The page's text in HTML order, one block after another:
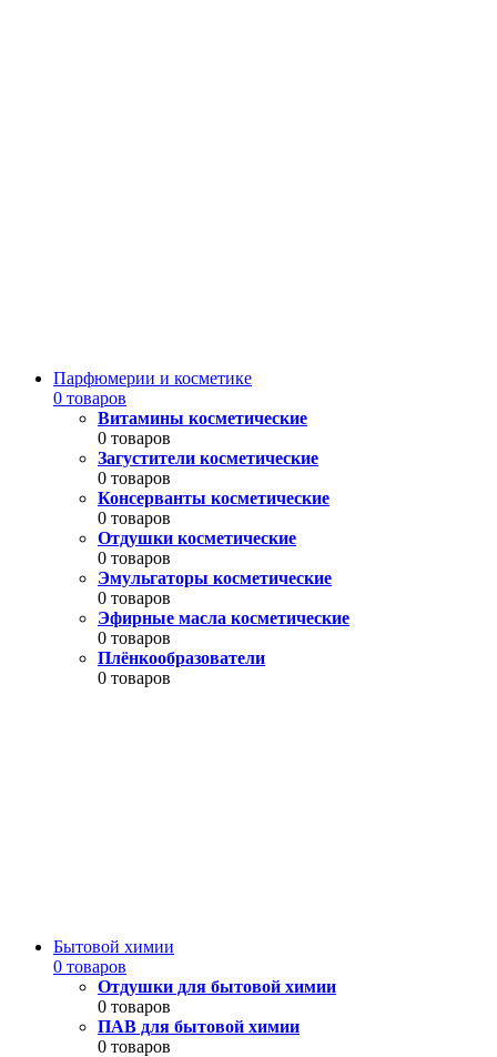
Парфюмерии и косметике
0 товаров
Витамины косметические
0 товаров
Загустители косметические
0 товаров
Консерванты косметические
0 товаров
Отдушки косметические
0 товаров
Эмульгаторы косметические
0 товаров
Эфирные масла косметические
0 товаров
Плёнкообразователи
0 товаров
Бытовой химии
0 товаров
Отдушки для бытовой химии
0 товаров
ПАВ для бытовой химии
0 товаров